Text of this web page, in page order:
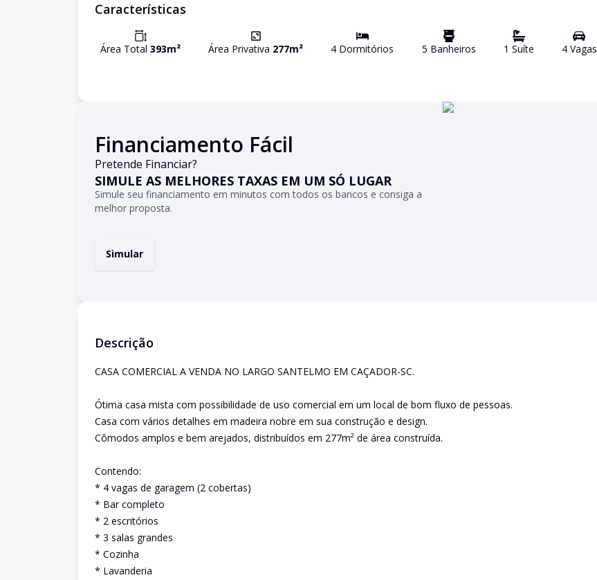
Características
Área Total 393m² Área Privativa 277m² 4 Dormitórios 5 Banheiros 1 Suíte 4Vagas
Financiamento Fácil
Pretende Financiar?
SIMULE AS MELHORES TAXAS EM UM SÓ LUGAR
Simule seu financiamento em minutos com todos os bancos e consiga a
melhor proposta.
Simular
Descrição
CASA COMERCIAL A VENDA NO LARGO SANTELMO EM CAÇADOR-SC.
Ótima casa mista com possibilidade de uso comercial em um local de bom fluxo de pessoas.
Casa com vários detalhes em madeira nobre em sua construção e design.
Cômodos amplos e bem arejados, distribuídos em 277m² de área construída.
Contendo:
* 4 vagas de garagem (2 cobertas)
* Bar completo
* 2 escritórios
* 3 salas grandes
* Cozinha
* Lavanderia